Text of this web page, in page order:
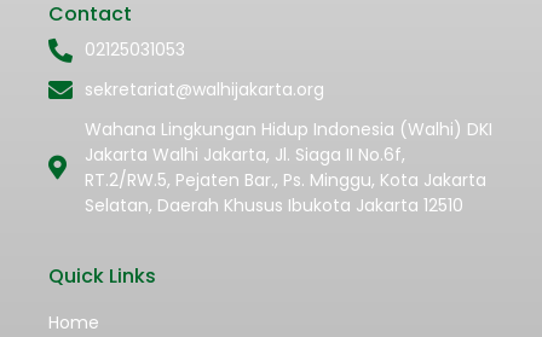
Contact
02125031053
sekretariat@walhijakarta.org
Wahana Lingkungan Hidup Indonesia (Walhi) DKI
Jakarta Walhi Jakarta, Jl. Siaga II No.6f,
RT.2/RW.5, Pejaten Bar., Ps. Minggu, Kota Jakarta
Selatan, Daerah Khusus Ibukota Jakarta 12510
Quick Links
Home